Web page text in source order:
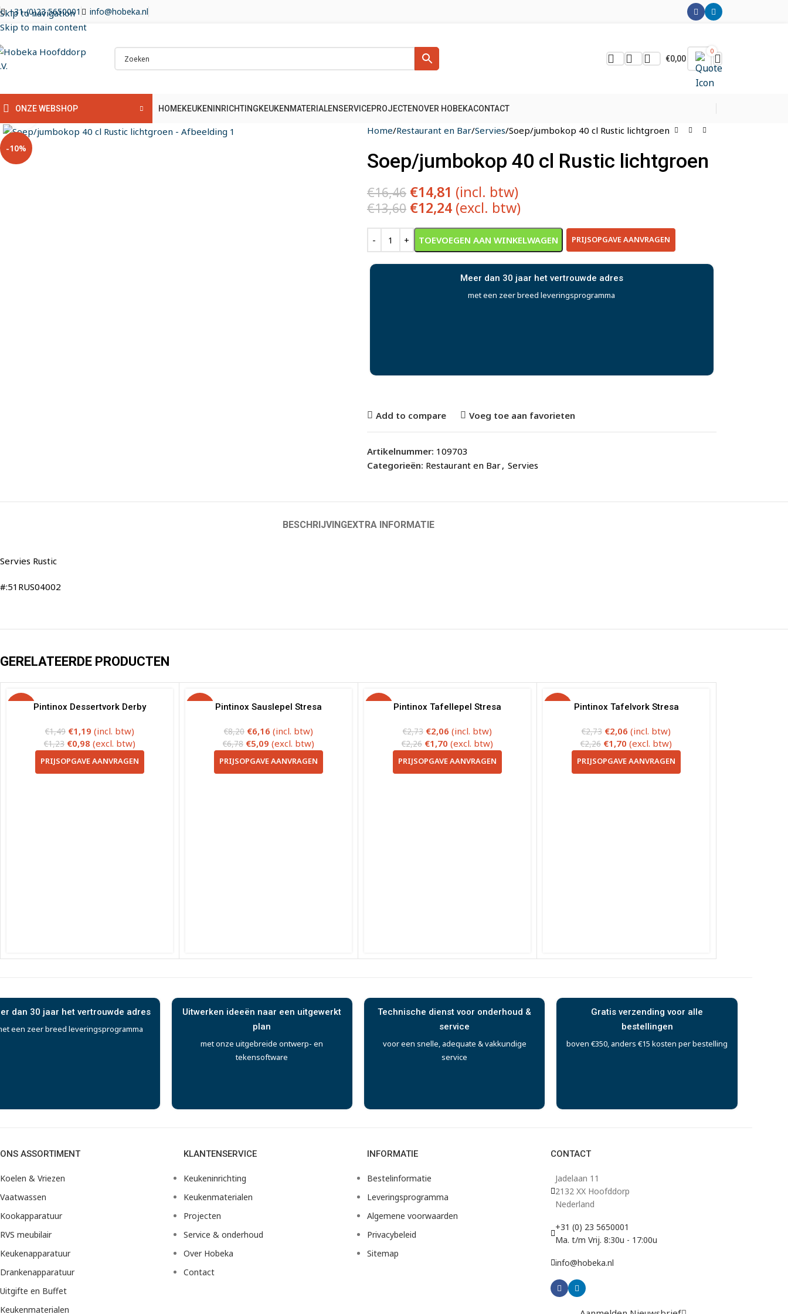
Skip to navigation
Skip to main content
+31-(0)23 5650001 info@hobeka.nl
€0,00
0
ONZE WEBSHOP HOMEKEUKENINRICHTINGKEUKENMATERIALENSERVICEPROJECTENOVER HOBEKACONTACT
-10%
Klik om te vergroten
Home Restaurant en Bar Servies Soep/jumbokop 40 cl Rustic lichtgroen
Soep/jumbokop 40 cl Rustic lichtgroen
€16,46 €14,81 (incl. btw)
€13,60 €12,24 (excl. btw)
TOEVOEGEN AAN WINKELWAGEN PRIJSOPGAVE AANVRAGEN
Alternative:
Meer dan 30 jaar het vertrouwde adres
met een zeer breed leveringsprogramma
Add to compare Voeg toe aan favorieten
Artikelnummer: 109703
Categorieën: Restaurant en Bar, Servies
BESCHRIJVINGEXTRA INFORMATIE
Servies Rustic
#:51RUS04002
GERELATEERDE PRODUCTEN
Pintinox Dessertvork Derby
€1,49 €1,19 (incl. btw)
€1,23 €0,98 (excl. btw)
PRIJSOPGAVE AANVRAGEN
Pintinox Sauslepel Stresa
€8,20 €6,16 (incl. btw)
€6,78 €5,09 (excl. btw)
PRIJSOPGAVE AANVRAGEN
Pintinox Tafellepel Stresa
€2,73 €2,06 (incl. btw)
€2,26 €1,70 (excl. btw)
PRIJSOPGAVE AANVRAGEN
Pintinox Tafelvork Stresa
€2,73 €2,06 (incl. btw)
€2,26 €1,70 (excl. btw)
PRIJSOPGAVE AANVRAGEN
dan 30 jaar het vertrouwde adres
een zeer breed leveringsprogramma
Uitwerken ideeën naar een uitgewerkt
plan
met onze uitgebreide ontwerp- en
tekensoftware
Technische dienst voor onderhoud &
service
voor een snelle, adequate & vakkundige
service
Gratis verzending voor alle
bestellingen
boven €350, anders €15 kosten per bestelling
ONS ASSORTIMENT
Koelen & Vriezen
Vaatwassen
Kookapparatuur
RVS meubilair
Keukenapparatuur
Drankenapparatuur
Uitgifte en Buffet
Keukenmaterialen
KLANTENSERVICE
Keukeninrichting
Keukenmaterialen
Projecten
Service & onderhoud
Over Hobeka
Contact
INFORMATIE
Bestelinformatie
Leveringsprogramma
Algemene voorwaarden
Privacybeleid
Sitemap
CONTACT
Jadelaan 11
2132 XX Hoofddorp
Nederland
+31 (0) 23 5650001
Ma. t/m Vrij. 8:30u - 17:00u
info@hobeka.nl